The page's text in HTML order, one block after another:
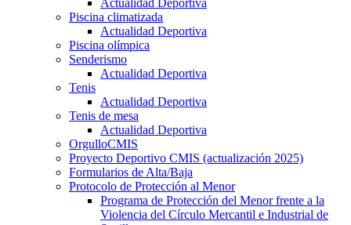
Piscina climatizada
Actualidad Deportiva
Piscina olímpica
Senderismo
Actualidad Deportiva
Tenis
Actualidad Deportiva
Tenis de mesa
Actualidad Deportiva
OrgulloCMIS
Proyecto Deportivo CMIS (actualización 2025)
Formularios de Alta/Baja
Protocolo de Protección al Menor
Programa de Protección del Menor frente a la
Violencia del Círculo Mercantil e Industrial de